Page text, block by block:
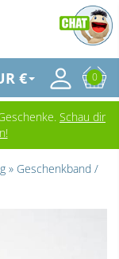
€ 0
Schau dir
» Geschenkband /